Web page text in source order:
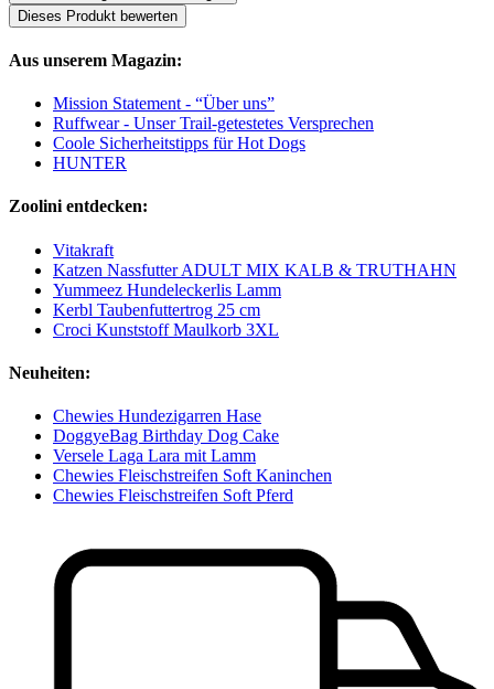
Dieses Produkt bewerten
Aus unserem Magazin:
Mission Statement - “Über uns”
Ruffwear - Unser Trail-getestetes Versprechen
Coole Sicherheitstipps für Hot Dogs
HUNTER
Zoolini entdecken:
Vitakraft
Katzen Nassfutter ADULT MIX KALB & TRUTHAHN
Yummeez Hundeleckerlis Lamm
Kerbl Taubenfuttertrog 25 cm
Croci Kunststoff Maulkorb 3XL
Neuheiten:
Chewies Hundezigarren Hase
DoggyeBag Birthday Dog Cake
Versele Laga Lara mit Lamm
Chewies Fleischstreifen Soft Kaninchen
Chewies Fleischstreifen Soft Pferd